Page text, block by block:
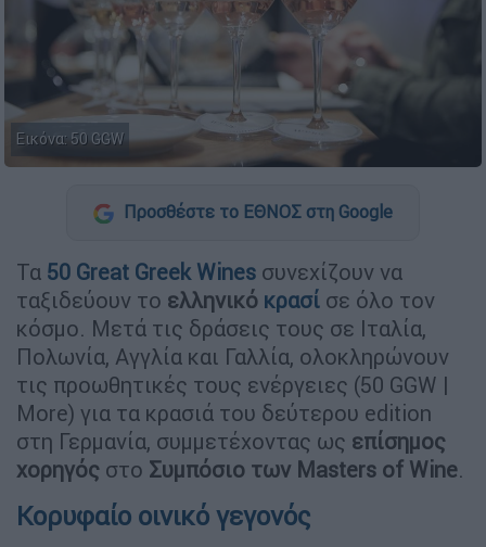
Εικόνα: 50 GGW
Προσθέστε το ΕΘΝΟΣ στη Google
Τα 50 Great Greek Wines συνεχίζουν να
ταξιδεύουν το ελληνικό κρασί σε όλο τον
κόσμο. Μετά τις δράσεις τους σε Ιταλία,
Πολωνία, Αγγλία και Γαλλία, ολοκληρώνουν
τις προωθητικές τους ενέργειες (50 GGW |
More) για τα κρασιά του δεύτερου edition
στη Γερμανία, συμμετέχοντας ως επίσημος
χορηγός στο Συμπόσιο των Masters of Wine.
Κορυφαίο οινικό γεγονός